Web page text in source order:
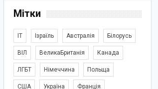
Мітки
IT Ізраїль Австралія Білорусь
ВІЛ ВеликаБританія Канада
ЛГБТ Німеччина Польща
США Україна Франція